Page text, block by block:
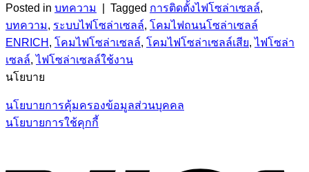
Posted in บทความ Tagged การติดตั้งไฟโซล่าเซลล์,
บทความ, ระบบไฟโซล่าเซลล์, โคมไฟถนนโซล่าเซลล์
ENRICH , โคมไฟโซล่าเซลล์, โคมไฟโซล่าเซลล์เสีย,ไฟโซล่า
เซลล์,ไฟโซล่าเซลล์ใช้งาน
นโยบาย
นโยบายการคุ้มครองข้อมูลส่วนบุคคล
นโยบายการใช้คุกกี้